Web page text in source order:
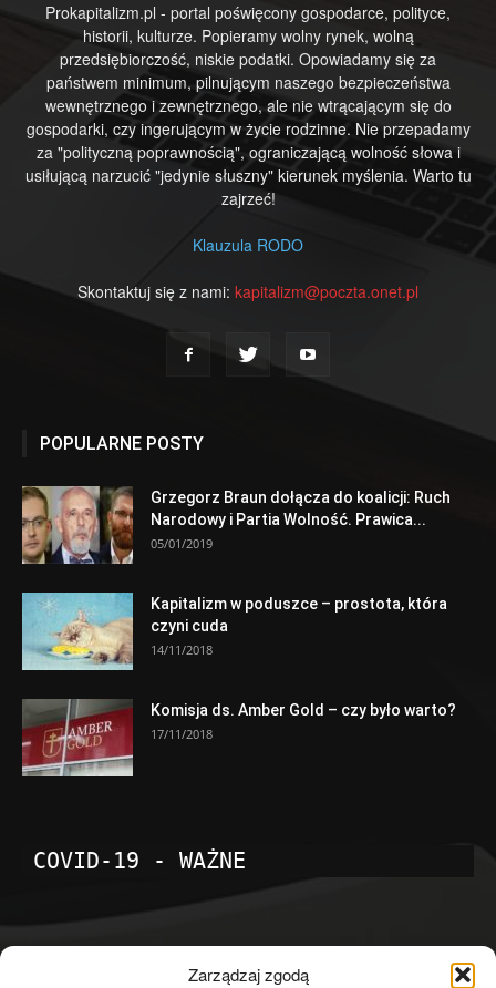
Zarządzaj zgodą
Prokapitalizm.pl - portal poświęcony gospodarce, polityce,
historii, kulturze. Popieramy wolny rynek, wolną
przedsiębiorczość, niskie podatki. Opowiadamy się za
państwem minimum, pilnującym naszego bezpieczeństwa
wewnętrznego i zewnętrznego, ale nie wtrącającym się do
gospodarki, czy ingerującym w życie rodzinne. Nie przepadamy
za "polityczną poprawnością", ograniczającą wolność słowa i
usiłującą narzucić "jedynie słuszny" kierunek myślenia. Warto tu
zajrzeć!
Klauzula RODO
Skontaktuj się z nami: kapitalizm@poczta.onet.pl
POPULARNE POSTY
Grzegorz Braun dołącza do koalicji: Ruch
Narodowy i Partia Wolność. Prawica...
05/01/2019
Kapitalizm w poduszce – prostota, która
czyni cuda
14/11/2018
Komisja ds. Amber Gold – czy było warto?
17/11/2018
COVID-19 - WAŻNE